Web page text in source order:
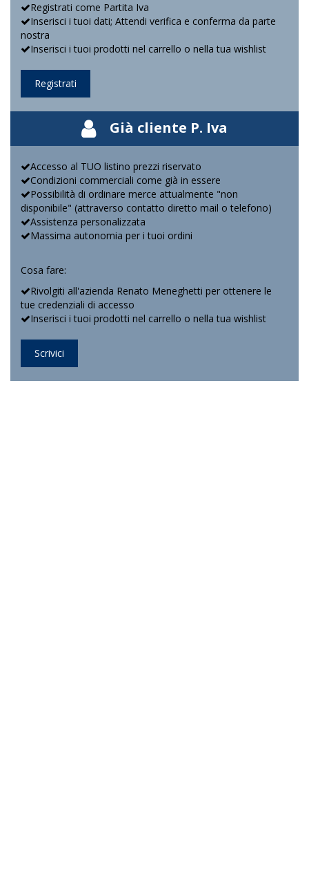
Registrati come Partita Iva
Inserisci i tuoi dati; Attendi verifica e conferma da parte
nostra
Inserisci i tuoi prodotti nel carrello o nella tua wishlist
Registrati
Già cliente P. Iva
Accesso al TUO listino prezzi riservato
Condizioni commerciali come già in essere
Possibilità di ordinare merce attualmente "non
disponibile" (attraverso contatto diretto mail o telefono)
Assistenza personalizzata
Massima autonomia per i tuoi ordini
Cosa fare:
Rivolgiti all'azienda Renato Meneghetti per ottenere le
tue credenziali di accesso
Inserisci i tuoi prodotti nel carrello o nella tua wishlist
Scrivici